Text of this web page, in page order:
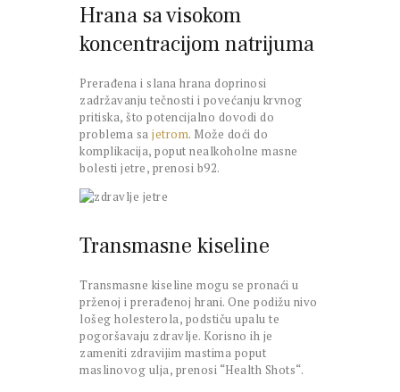
Hrana sa visokom
koncentracijom natrijuma
Prerađena i slana hrana doprinosi
zadržavanju tečnosti i povećanju krvnog
pritiska, što potencijalno dovodi do
problema sa jetrom. Može doći do
komplikacija, poput nealkoholne masne
bolesti jetre, prenosi b92.
Transmasne kiseline
Transmasne kiseline mogu se pronaći u
prženoj i prerađenoj hrani. One podižu nivo
lošeg holesterola, podstiču upalu te
pogoršavaju zdravlje. Korisno ih je
zameniti zdravijim mastima poput
maslinovog ulja, prenosi “Health Shots“.